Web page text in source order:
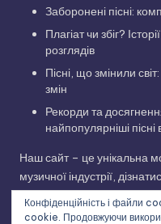
Заборонені пісні:
Плагіат чи збіг?
розглядів
Пісні, що змінили
змін
Рекорди та
найпопулярніші пісні в
Наш сайт – це унікальна
музичної індустрії,
виконавців та відкрити
композицій.
Конфіденційність і файли
cookie. Продовжуючи